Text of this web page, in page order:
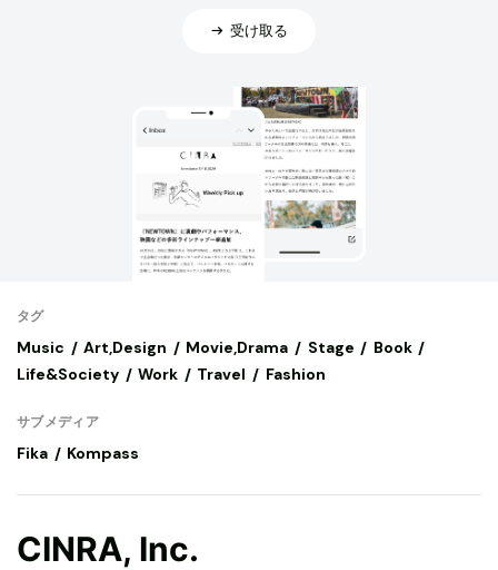
受け取る
タグ
Music Art,Design Movie,Drama Stage
Book
Life&Society
Work Travel Fashion
サブメディア
Fika Kompass
CINRA, Inc.